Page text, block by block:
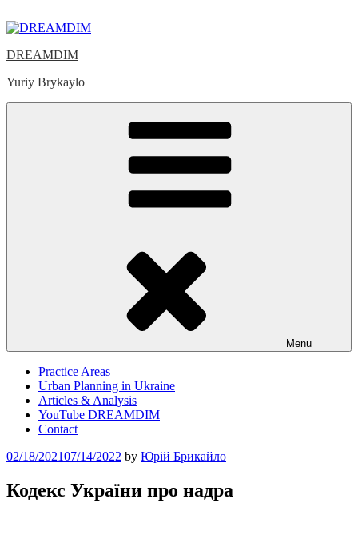
to
DREAMDIM
Yuriy Brykaylo
Menu
Practice Areas
Urban Planning in Ukraine
Articles & Analysis
YouTube DREAMDIM
Contact
Posted
02/18/202107/14/2022 by Юрій Брикайло
Кодекс України про надра